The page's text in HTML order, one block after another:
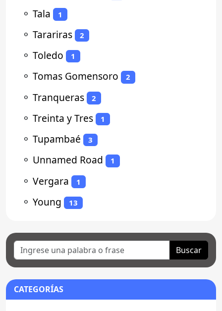
⚬ Tala 1
⚬ Tarariras 2
⚬ Toledo 1
⚬ Tomas Gomensoro 2
⚬ Tranqueras 2
⚬ Treinta y Tres 1
⚬ Tupambaé 3
⚬ Unnamed Road 1
⚬ Vergara 1
⚬ Young 13
Buscar
CATEGORÍAS